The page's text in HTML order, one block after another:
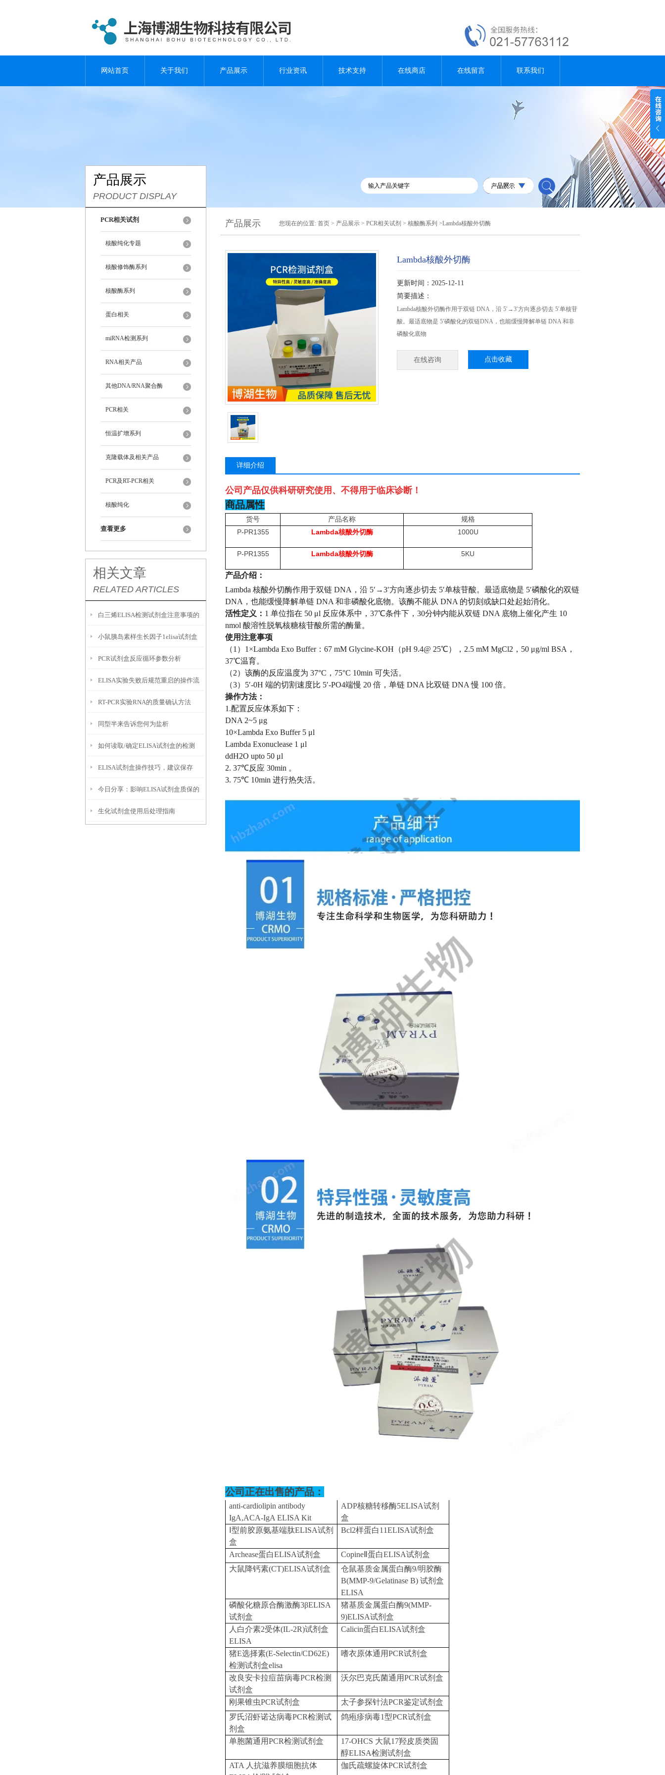
网站首页 关于我们 产品展示 行业资讯 技术支持 在线商店 在线留言 联系我们
产品展示
PRODUCT DISPLAY
PCR相关试剂
核酸纯化专题
核酸修饰酶系列
核酸酶系列
蛋白相关
miRNA检测系列
RNA相关产品
其他DNA/RNA聚合酶
PCR相关
恒温扩增系列
克隆载体及相关产品
PCR及RT-PCR相关
核酸纯化
查看更多
相关文章
RELATED ARTICLES
白三烯ELISA检测试剂盒注意事项的
详细阐述
小鼠胰岛素样生长因子1elisa试剂盒
样本处理及要求
PCR试剂盒反应循环参数分析
ELISA实验失败后规范重启的操作流
程与质控要求
RT-PCR实验RNA的质量确认方法
同型半来告诉您何为盐析
如何读取/确定ELISA试剂盒的检测
限？
ELISA试剂盒操作技巧，建议保存
今日分享：影响ELISA试剂盒质保的
几个方面
生化试剂盒使用后处理指南
产品展示 您现在的位置: 首页 > 产品展示 > PCR相关试剂 > 核酸酶系列 >Lambda核酸外切酶
Lambda核酸外切酶
更新时间：2025-12-11
简要描述：
Lambda核酸外切酶作用于双链 DNA，沿 5′→3′方向逐步切去 5′单核苷
酸。最适底物是 5′磷酸化的双链DNA，也能缓慢降解单链 DNA 和非
磷酸化底物
在线咨询 点击收藏
详细介绍
公司产品仅供科研研究使用、不得用于临床诊断！
商品属性
货号 产品名称 规格
P-PR1355 Lambda核酸外切酶 1000U
P-PR1355 Lambda核酸外切酶 5KU
产品介绍：
Lambda 核酸外切酶作用于双链 DNA，沿 5′→3′方向逐步切去 5′单核苷酸。最适底物是 5′磷酸化的双链
DNA，也能缓慢降解单链 DNA 和非磷酸化底物。该酶不能从 DNA 的切刻或缺口处起始消化。
活性定义： 1 单位指在 50 μl 反应体系中，37℃条件下，30分钟内能从双链 DNA 底物上催化产生 10
nmol 酸溶性脱氧核糖核苷酸所需的酶量。
使用注意事项
（1）1×Lambda Exo Buffer：67 mM Glycine-KOH（pH 9.4@ 25℃），2.5 mM MgCl2，50 μg/ml BSA，
37℃温育。
（2）该酶的反应温度为 37°C，75°C 10min 可失活。
（3）5′-0H 端的切割速度比 5′-PO4端慢 20 倍，单链 DNA 比双链 DNA 慢 100 倍。
操作方法：
1.配置反应体系如下：
DNA 2~5 μg
10×Lambda Exo Buffer 5 μl
Lambda Exonuclease 1 μl
ddH2O upto 50 μl
2. 37℃反应 30min 。
3. 75℃ 10min 进行热失活。
公司正在出售的产品：
anti-cardiolipin antibody
IgA,ACA-IgA ELISA Kit
ADP核糖转移酶5ELISA试剂
盒
Ⅰ型前胶原氨基端肽ELISA试剂
盒
Bcl2样蛋白11ELISA试剂盒
Archease蛋白ELISA试剂盒
CopineⅡ蛋白ELISA试剂盒
大鼠降钙素(CT)ELISA试剂盒 仓鼠基质金属蛋白酶9/明胶酶
B(MMP-9/Gelatinase B) 试剂盒
ELISA
磷酸化糖原合酶激酶3βELISA
试剂盒
猪基质金属蛋白酶9(MMP-
9)ELISA试剂盒
人白介素2受体(IL-2R)试剂盒
ELISA
Calicin蛋白ELISA试剂盒
猪E选择素(E-Selectin/CD62E)
检测试剂盒elisa
嗜衣原体通用PCR试剂盒
改良安卡拉痘苗病毒PCR检测
试剂盒
沃尔巴克氏菌通用PCR试剂盒
刚果锥虫PCR试剂盒 太子参探针法PCR鉴定试剂盒
罗氏沼虾诺达病毒PCR检测试
剂盒
鸽疱疹病毒1型PCR试剂盒
单胞菌通用PCR检测试剂盒
17-OHCS 大鼠17羟皮质类固
醇ELISA检测试剂盒
ATA 人抗滋养膜细胞抗体
伽氏疏螺旋体PCR试剂盒